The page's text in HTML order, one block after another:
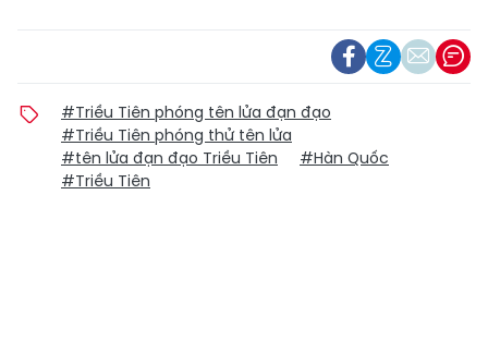
#Triều Tiên phóng tên lửa đạn đạo
#Triều Tiên phóng thử tên lửa
#tên lửa đạn đạo Triều Tiên
#Hàn Quốc
#Triều Tiên